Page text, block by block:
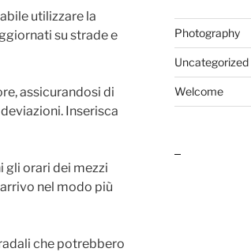
utilizzare la
su strade e
assicurandosi di
Inserisca
gli orari dei mezzi
nel modo più
che potrebbero
Photography
Uncategorized
Welcome